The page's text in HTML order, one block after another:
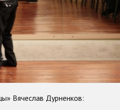
Вячеслав Дурненков: